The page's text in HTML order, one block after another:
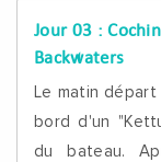
Jour 03 :
Backwaters
Le matin
bord d'un
du bateau.